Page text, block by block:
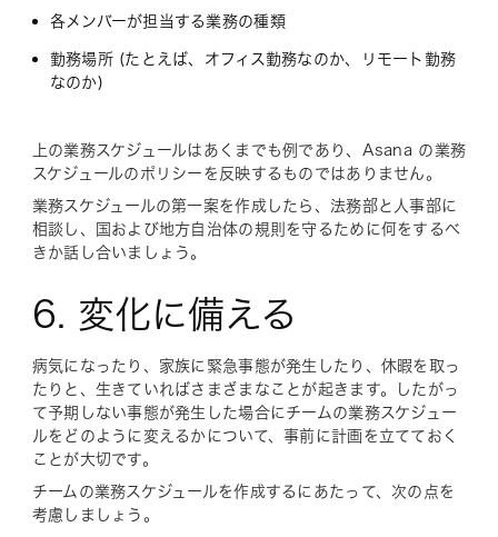
各メンバーが担当する業務の種類
勤務場所 (たとえば、オフィス勤務なのか、リモート勤務
なのか)
上の業務スケジュールはあくまでも例であり、Asana の業務
スケジュールのポリシーを反映するものではありません。
業務スケジュールの第一案を作成したら、法務部と人事部に
相談し、国および地方自治体の規則を守るために何をするべ
きか話し合いましょう。
6. 変化に備える
病気になったり、家族に緊急事態が発生したり、休暇を取っ
たりと、生きていればさまざまなことが起きます。したがっ
て予期しない事態が発生した場合にチームの業務スケジュー
ルをどのように変えるかについて、事前に計画を立てておく
ことが大切です。
チームの業務スケジュールを作成するにあたって、次の点を
考慮しましょう。